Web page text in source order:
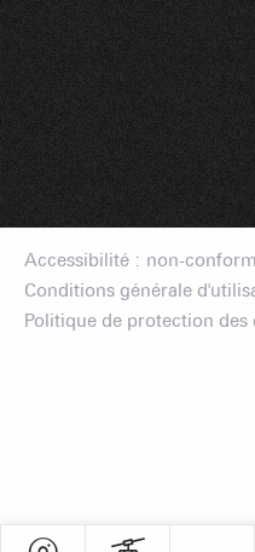
Accessibilité : non-
Conditions générale
Politique de protection des